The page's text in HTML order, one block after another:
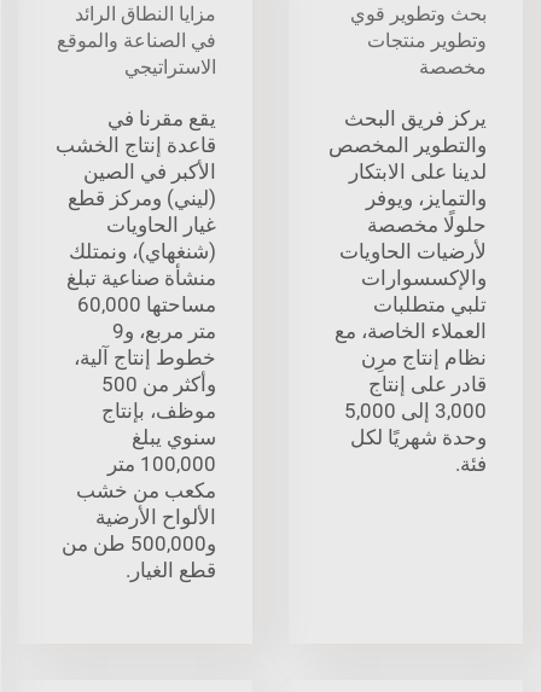
بحث وتطوير قوي
وتطوير منتجات
مخصصة
يركز فريق البحث
والتطوير المخصص
لدينا على الابتكار
والتمايز، ويوفر
حلولًا مخصصة
لأرضيات الحاويات
والإكسسوارات
تلبي متطلبات
العملاء الخاصة، مع
نظام إنتاج مرِن
قادر على إنتاج
3,000 إلى 5,000
وحدة شهريًا لكل
فئة.
مزايا النطاق الرائد
في الصناعة والموقع
الاستراتيجي
يقع مقرنا في
قاعدة إنتاج الخشب
الأكبر في الصين
(ليني) ومركز قطع
غيار الحاويات
(شنغهاي)، ونمتلك
منشأة صناعية تبلغ
مساحتها 60,000
متر مربع، و9
خطوط إنتاج آلية،
وأكثر من 500
موظف، بإنتاج
سنوي يبلغ
100,000 متر
مكعب من خشب
الألواح الأرضية
و500,000 طن من
قطع الغيار.